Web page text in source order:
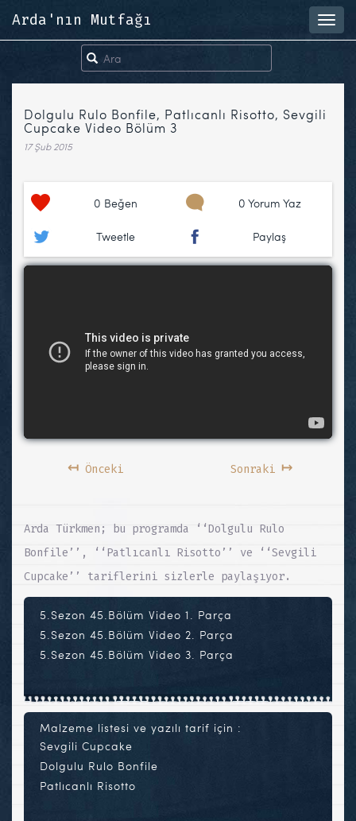
Arda'nın Mutfağı
Dolgulu Rulo Bonfile, Patlıcanlı Risotto, Sevgili
Cupcake Video Bölüm 3
17 Şub 2015
0 Beğen 0 Yorum Yaz
Tweetle Paylaş
↤Önceki Sonraki ↦
Arda Türkmen; bu programda ‘‘Dolgulu Rulo
Bonfile’’, ‘‘Patlıcanlı Risotto’’ ve ‘‘Sevgili
Cupcake’’ tariflerini sizlerle paylaşıyor.
5.Sezon 45.Bölüm Video 1. Parça
5.Sezon 45.Bölüm Video 2. Parça
5.Sezon 45.Bölüm Video 3. Parça
Malzeme listesi ve yazılı tarif için :
Sevgili Cupcake
Dolgulu Rulo Bonfile
Patlıcanlı Risotto